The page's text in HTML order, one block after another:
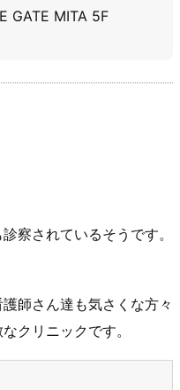
GATE MITA 5F
察されているそうです。
師さん達も気さくな方々
クリニックです。